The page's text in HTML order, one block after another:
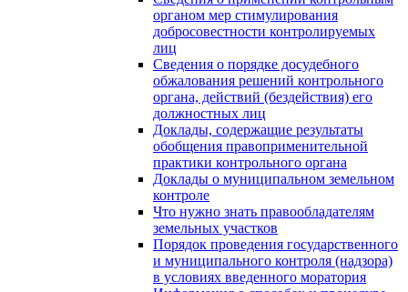
органом мер стимулирования
добросовестности контролируемых
лиц
Сведения о порядке досудебного
обжалования решений контрольного
органа, действий (бездействия) его
должностных лиц
Доклады, содержащие результаты
обобщения правоприменительной
практики контрольного органа
Доклады о муниципальном земельном
контроле
Что нужно знать правообладателям
земельных участков
Порядок проведения государственного
и муниципального контроля (надзора)
в условиях введенного моратория